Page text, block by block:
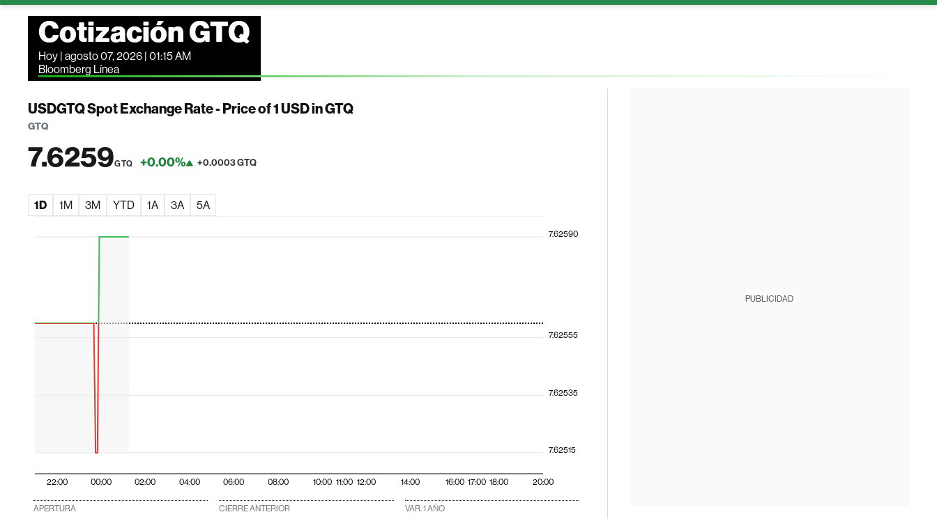
Cotización GTQ
Hoy | agosto 07, 2026 | 01:15 AM
Bloomberg Línea
USDGTQ Spot Exchange Rate - Price of 1 USD in GTQ
GTQ
7.6259GTQ +0.00% +0.0003 GTQ
1D 1M 3M YTD 1A 3A 5A
22:00 00:00 02:00 04:00 06:00 08:00 10:00 11:00 12:00 14:00 16:00 17:00 18:00 20:00
7.62515
7.62535
7.62555
7.62590
APERTURA CIERRE ANTERIOR VAR. 1 AÑO
PUBLICIDAD